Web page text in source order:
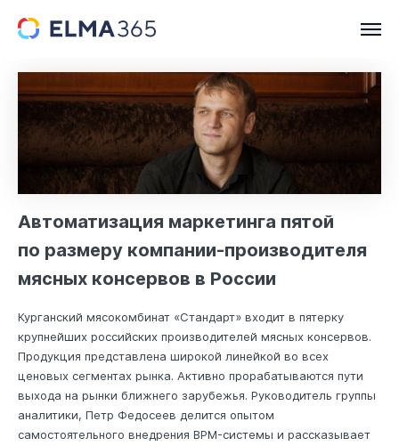
Автоматизация маркетинга пятой
по размеру компании-производителя
мясных консервов в России
Курганский мясокомбинат «Стандарт» входит в пятерку
крупнейших российских производителей мясных консервов.
Продукция представлена широкой линейкой во всех
ценовых сегментах рынка. Активно прорабатываются пути
выхода на рынки ближнего зарубежья. Руководитель группы
аналитики, Петр Федосеев делится опытом
самостоятельного внедрения BPM-системы и рассказывает